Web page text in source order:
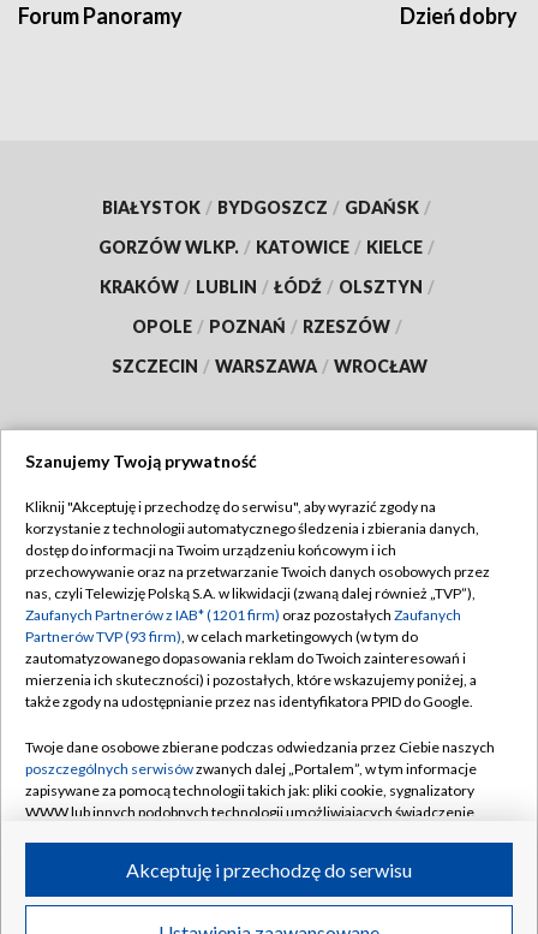
Forum Panoramy Dzień dobry
BIAŁYSTOK / BYDGOSZCZ / GDAŃSK /
GORZÓW WLKP. / KATOWICE / KIELCE /
KRAKÓW / LUBLIN / ŁÓDŹ / OLSZTYN /
OPOLE / POZNAŃ / RZESZÓW /
SZCZECIN / WARSZAWA / WROCŁAW
TVP
Abonament TVP
Emisja w TVP
Centrum informacji TVP
Naziemna Telewizja Cyfrowa
Rada Programowa
System NOS
Informacje o nadawcy
Program dla prasy
Regulamin TVP
Polityka prywatności
Moje zgody
Pomoc
Kontakt
Kanały
©2026 Telewizja Polska S.A. w likwidacji
Szanujemy Twoją prywatność
Kliknij "Akceptuję i przechodzę do serwisu", aby wyrazić zgody na
korzystanie z technologii automatycznego śledzenia i zbierania danych,
dostęp do informacji na Twoim urządzeniu końcowym i ich
przechowywanie oraz na przetwarzanie Twoich danych osobowych przez
nas, czyli Telewizję Polską S.A. w likwidacji (zwaną dalej również „TVP”),
Zaufanych Partnerów z IAB* (1201 firm) oraz pozostałych Zaufanych
Partnerów TVP (93 firm), w celach marketingowych (w tym do
zautomatyzowanego dopasowania reklam do Twoich zainteresowań i
mierzenia ich skuteczności) i pozostałych, które wskazujemy poniżej, a
także zgody na udostępnianie przez nas identyfikatora PPID do Google.
Twoje dane osobowe zbierane podczas odwiedzania przez Ciebie naszych
poszczególnych serwisówzwanych dalej „Portalem”, w tym informacje
zapisywane za pomocą technologii takich jak: pliki cookie, sygnalizatory
WWW lub innych podobnych technologii umożliwiających świadczenie
ruchu w Internecie.
Twoje dane osobowe zbierane podczas odwiedzania przez Ciebie
Akceptuję i przechodzę do serwisu